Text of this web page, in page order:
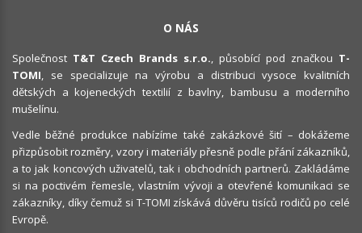
O NÁS
Společnost T&T Czech Brands s.r.o., působící pod značkou T-
TOMI, se specializuje na výrobu a distribuci vysoce kvalitních
dětských a kojeneckých textilií z bavlny, bambusu a moderního
mušelínu.
Vedle běžné produkce nabízíme také zakázkové šití – dokážeme
přizpůsobit rozměry, vzory i materiály přesně podle přání zákazníků,
a to jak koncových uživatelů, tak i obchodních partnerů. Zakládáme
si na poctivém řemesle, vlastním vývoji a otevřené komunikaci se
zákazníky, díky čemuž si T-TOMI získává důvěru tisíců rodičů po celé
Evropě.